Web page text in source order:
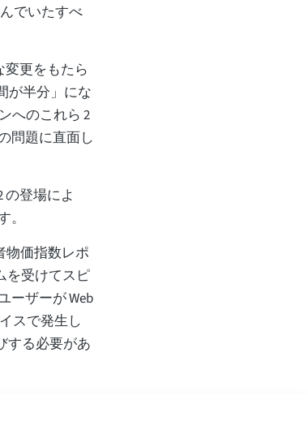
でいたすべ
変更をもたら
が半分」にな
へのこれら 2
問題に直面し
の登場によ
物価指数レポ
を受けてスピ
ーザーが Web
スで発生し
する必要があ